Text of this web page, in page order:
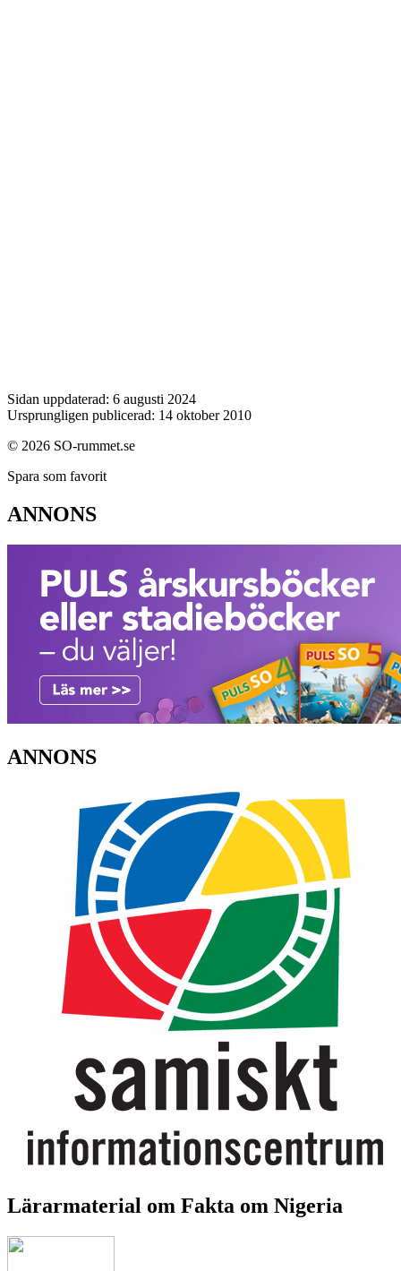
Sidan uppdaterad: 6 augusti 2024
Ursprungligen publicerad: 14 oktober 2010
© 2026 SO-rummet.se
Spara som favorit
ANNONS
ANNONS
Lärarmaterial om Fakta om Nigeria